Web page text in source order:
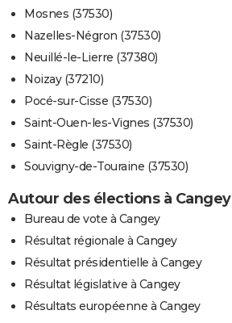
Mosnes (37530)
Nazelles-Négron (37530)
Neuillé-le-Lierre (37380)
Noizay (37210)
Pocé-sur-Cisse (37530)
Saint-Ouen-les-Vignes (37530)
Saint-Règle (37530)
Souvigny-de-Touraine (37530)
Autour des élections à Cangey
Bureau de vote à Cangey
Résultat régionale à Cangey
Résultat présidentielle à Cangey
Résultat législative à Cangey
Résultats européenne à Cangey